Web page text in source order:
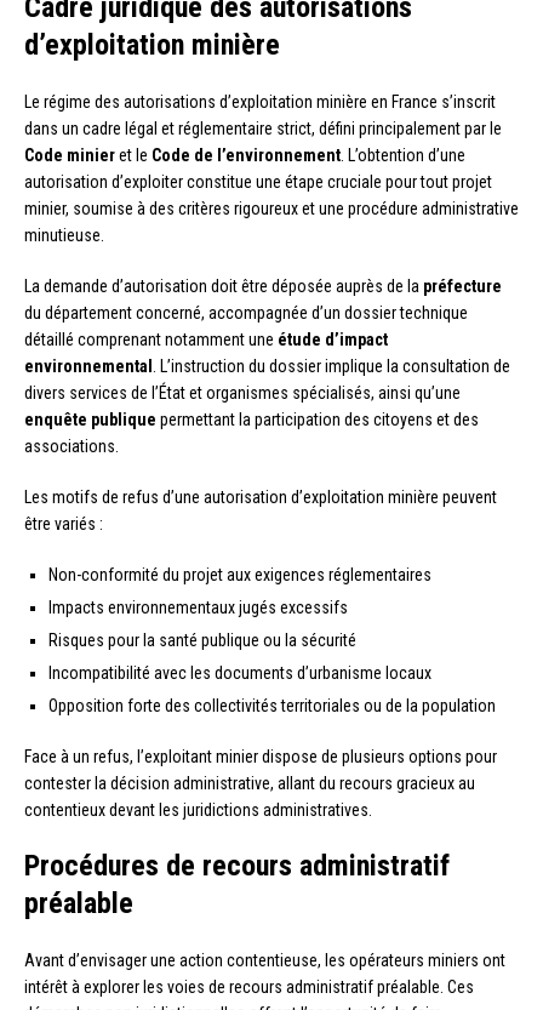
d’exploitation minière
Le régime des autorisations d’exploitation minière en France s’inscrit
dans un cadre légal et réglementaire strict, défini principalement par le
Code minieret le Code de l’environnement . L’obtention d’une
autorisation d’exploiter constitue une étape cruciale pour tout projet
minier, soumise à des critères rigoureux et une procédure administrative
minutieuse.
La demande d’autorisation doit être déposée auprès de la préfecture
du département concerné, accompagnée d’un dossier technique
détaillé comprenant notamment une étude d’impact
environnemental . L’instruction du dossier implique la consultation de
divers services de l’État et organismes spécialisés, ainsi qu’une
enquête publique permettant la participation des citoyens et des
associations.
Les motifs de refus d’une autorisation d’exploitation minière peuvent
être variés :
Non-conformité du projet aux exigences réglementaires
Impacts environnementaux jugés excessifs
Risques pour la santé publique ou la sécurité
Incompatibilité avec les documents d’urbanisme locaux
Opposition forte des collectivités territoriales ou de la population
Face à un refus, l’exploitant minier dispose de plusieurs options pour
contester la décision administrative, allant du recours gracieux au
contentieux devant les juridictions administratives.
Procédures de recours administratif
préalable
Avant d’envisager une action contentieuse, les opérateurs miniers ont
intérêt à explorer les voies de recours administratif préalable. Ces